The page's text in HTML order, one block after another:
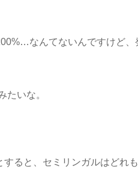
なんてないんですけど、
たいな。
ると、セミリンガルはどれも